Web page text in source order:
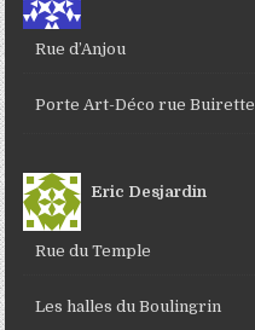
Rue d’Anjou
Porte Art-Déco rue Buirette
Eric Desjardin
Rue du Temple
Les halles du Boulingrin